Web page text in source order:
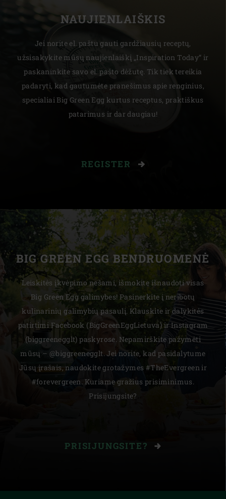
NAUJIENLAIŠKIS
Jei norite el. paštu gauti gardžiausių receptų,
užsisakykite mūsų naujienlaiškį „Inspiration Today“ ir
paskaninkite savo el. pašto dėžutę. Tik tiek tereikia
padaryti, kad gautumėte pranešimus apie renginius,
specialiai Big Green Egg kurtus receptus, praktiškus
patarimus ir dar daugiau!
REGISTER
BIG GREEN EGG BENDRUOMENĖ
Leiskitės įkvėpimo nešami, išmokite išnaudoti visas
Big Green Egg galimybes! Pasinerkite į neribotų
kulinarinių galimybių pasaulį. Klauskite ir dalykitės
patirtimi Facebook (BigGreenEggLietuva) ir Instagram
(biggreenegglt) paskyrose. Nepamirškite pažymėti
mūsų – @biggreenegglt. Jei norite, kad pasidalytume
Jūsų įrašais, naudokite grotažymes #TheEvergreen ir
#forevergreen. Kuriame gražius prisiminimus.
Prisijungsite?
PRISIJUNGSITE?